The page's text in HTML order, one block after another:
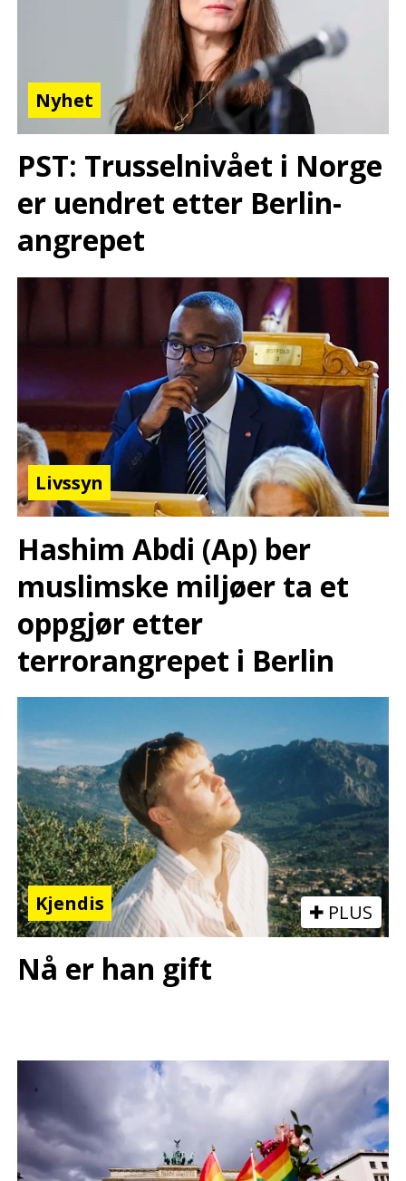
Nyhet
PST: Trusselnivået i Norge
er uendret etter Berlin-
angrepet
Livssyn
Hashim Abdi (Ap) ber
muslimske miljøer ta et
oppgjør etter
terrorangrepet i Berlin
Kjendis PLUS
Nå er han gift